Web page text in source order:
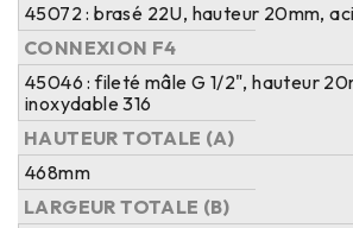
45072 : brasé 22U, hauteur 20mm,
CONNEXION F4
45046 : fileté mâle G 1/2", hauteur
inoxydable 316
HAUTEUR TOTALE (A)
468mm
LARGEUR TOTALE (B)